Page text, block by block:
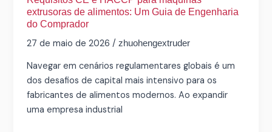
extrusoras de alimentos: Um Guia de Engenharia
do Comprador
27 de maio de 2026/zhuohengextruder
Navegar em cenários regulamentares globais é um
dos desafios de capital mais intensivo para os
fabricantes de alimentos modernos. Ao expandir
uma empresa industrial
do
Comprador